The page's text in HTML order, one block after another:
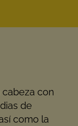
con
de
como la